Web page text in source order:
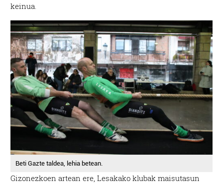
keinua.
Beti Gazte taldea, lehia betean.
Gizonezkoen artean ere, Lesakako klubak maisutasun